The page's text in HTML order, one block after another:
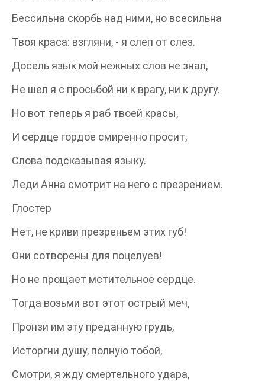
Бессильна скорбь над ними, но всесильна
Твоя краса: взгляни, - я слеп от слез.
Досель язык мой нежных слов не знал,
Не шел я с просьбой ни к врагу, ни к другу.
Но вот теперь я раб твоей красы,
И сердце гордое смиренно просит,
Слова подсказывая языку.
Леди Анна смотрит на него с презрением.
Глостер
Нет, не криви презреньем этих губ!
Они сотворены для поцелуев!
Но не прощает мстительное сердце.
Тогда возьми вот этот острый меч,
Пронзи им эту преданную грудь,
Исторгни душу, полную тобой,
Смотри, я жду смертельного удара,